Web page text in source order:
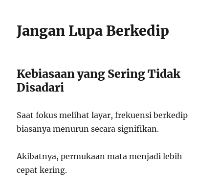
Jangan Lupa Berkedip
Kebiasaan yang Sering Tidak
Disadari
Saat fokus melihat layar, frekuensi berkedip
biasanya menurun secara signifikan.
Akibatnya, permukaan mata menjadi lebih
cepat kering.